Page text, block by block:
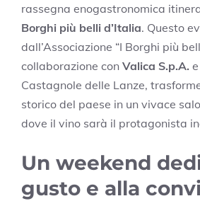
rassegna enogastronomica
Borghi più belli d’Italia. Questo
dall’Associazione “I Borghi più
collaborazione con Valica S.p.A.
Castagnole delle Lanze,
storico del paese in un vivace
dove il vino sarà il protagonista
Un weekend
gusto e alla